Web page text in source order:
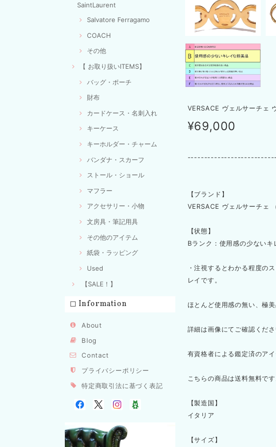
SaintLaurent
Salvatore Ferragamo
COACH
その他
【 お取り扱いITEMS】
バッグ・ポーチ
財布
カードケース・名刺入れ
キーケース
キーホルダー・チャーム
バンダナ・スカーフ
ストール・ショール
マフラー
アクセサリー・小物
文房具・筆記用具
その他のアイテム
紙袋・ラッピング
Used
【SALE！】
◻︎ Information
About
Blog
Contact
プライバシーポリシー
特定商取引法に基づく表記
VERSACE ヴェルサーチェ
¥69,000
【ブランド】
VERSACE ヴェルサーチェ
【状態】
Bランク：使用感の少ないキ
・注視するとわかる程度の
レイです。
ほとんど使用感の無い、極美
詳細は画像にてご確認くださ
有資格者による鑑定済のアイ
こちらの商品は送料無料です
【製造国】
イタリア
【サイズ】